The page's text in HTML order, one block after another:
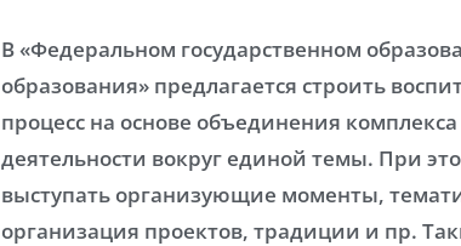
В «Федеральном государственном
образования» предлагается строить
процесс на основе объединения
деятельности вокруг единой темы. При
выступать организующие моменты,
организация проектов, традиции и пр.